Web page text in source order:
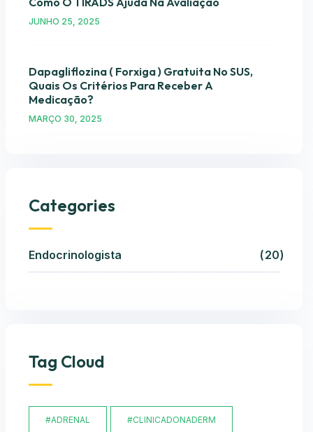
JUNHO 25, 2025
Dapagliflozina ( Forxiga ) Gratuita No SUS,
Quais Os Critérios Para Receber A
Medicação?
MARÇO 30, 2025
Categories
Endocrinologista 20
Tag Cloud
#ADRENAL #CLINICADONADERM